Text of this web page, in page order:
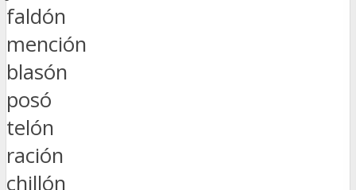
faldón
mención
blasón
posó
telón
ración
chillón